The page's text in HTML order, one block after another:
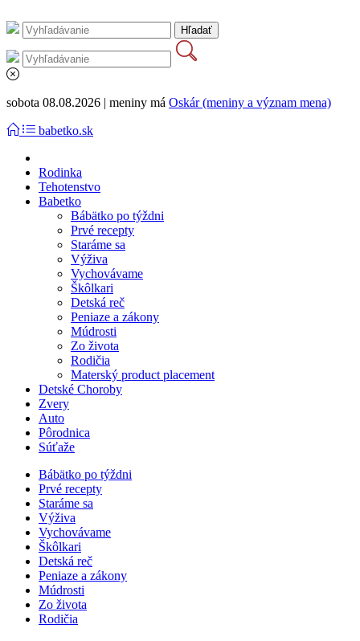
sobota 08.08.2026 | meniny má Oskár (meniny a význam mena)
babetko.sk
Rodinka
Tehotenstvo
Babetko
Bábätko po týždni
Prvé recepty
Staráme sa
Výživa
Vychovávame
Škôlkari
Detská reč
Peniaze a zákony
Múdrosti
Zo života
Rodičia
Materský product placement
Detské Choroby
Zvery
Auto
Pôrodnica
Súťaže
Bábätko po týždni
Prvé recepty
Staráme sa
Výživa
Vychovávame
Škôlkari
Detská reč
Peniaze a zákony
Múdrosti
Zo života
Rodičia